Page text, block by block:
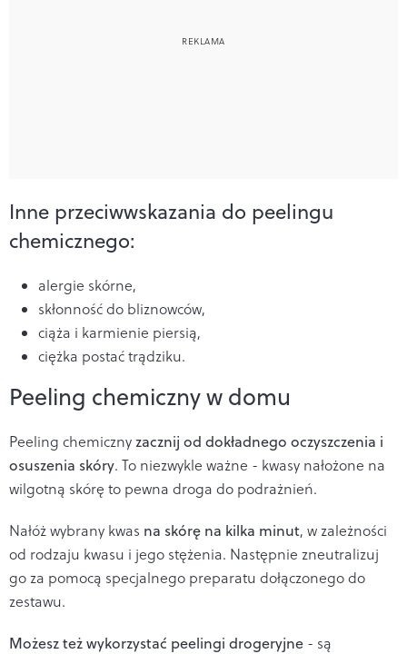
Inne przeciwwskazania do peelingu
chemicznego:
alergie skórne,
skłonność do bliznowców,
ciąża i karmienie piersią,
ciężka postać trądziku.
Peeling chemiczny w domu
Peeling chemicznyzacznij od dokładnego oczyszczenia i
osuszenia skóry. To niezwykle ważne - kwasy nałożone na
wilgotną skórę to pewna droga do podrażnień.
Nałóż wybrany kwas na skórę na kilka minut, w zależności
od rodzaju kwasu i jego stężenia. Następnie zneutralizuj
go za pomocą specjalnego preparatu dołączonego do
zestawu.
Możesz też wykorzystać peelingi drogeryjne - są